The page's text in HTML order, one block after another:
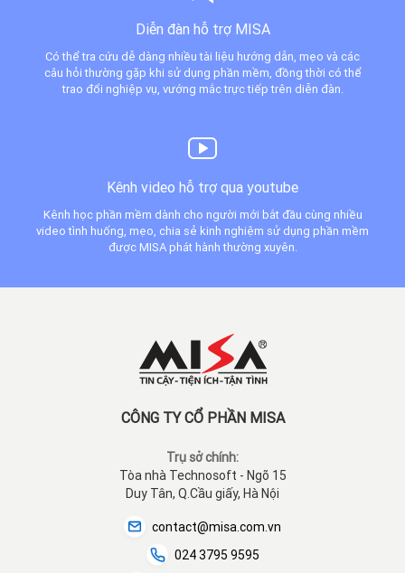
Diễn đàn hỗ trợ MISA
Có thể tra cứu dễ dàng nhiều tài liệu hướng dẫn, mẹo và các
câu hỏi thường gặp khi sử dụng phần mềm, đồng thời có thể
trao đổi nghiệp vụ, vướng mắc trực tiếp trên diễn đàn.
Kênh video hỗ trợ qua youtube
Kênh học phần mềm dành cho người mới bắt đầu cùng nhiều
video tình huống, mẹo, chia sẻ kinh nghiệm sử dụng phần mềm
được MISA phát hành thường xuyên.
CÔNG TY CỔ PHẦN MISA
Trụ sở chính:
Tòa nhà Technosoft - Ngõ 15
Duy Tân, Q.Cầu giấy, Hà Nội
contact@misa.com.vn
024 3795 9595